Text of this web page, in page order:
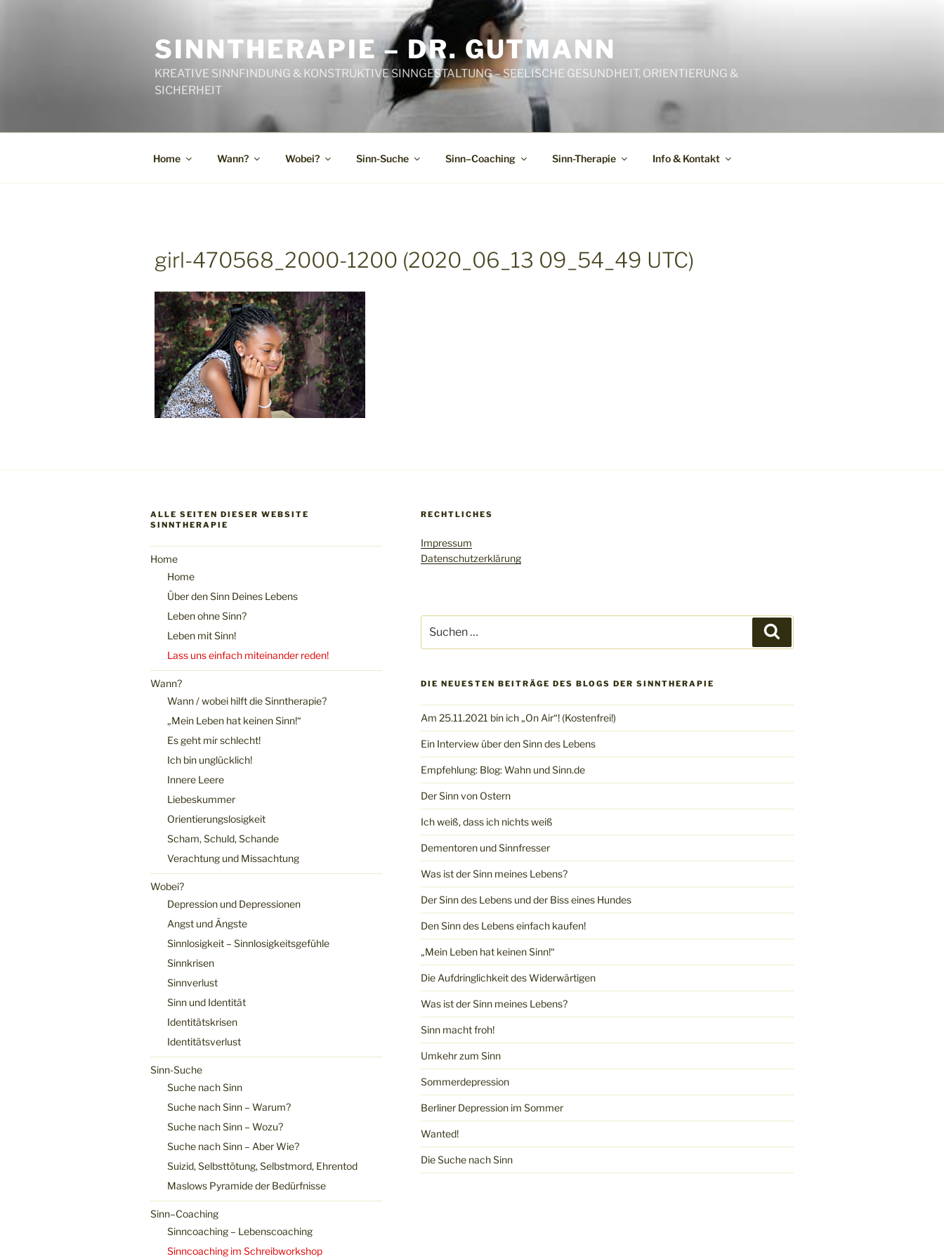
SINNTHERAPIE – DR. GUTMANN
KREATIVE SINNFINDUNG & KONSTRUKTIVE SINNGESTALTUNG – SEELISCHE GESUNDHEIT, ORIENTIERUNG &
SICHERHEIT
Home Wann? Wobei? Sinn-Suche Sinn–Coaching Sinn-Therapie Info & Kontakt
girl-470568_2000-1200 (2020_06_13 09_54_49 UTC)
ALLE SEITEN DIESER WEBSITE
SINNTHERAPIE
Home
Home
Über den Sinn Deines Lebens
Leben ohne Sinn?
Leben mit Sinn!
Lass uns einfach miteinander reden!
Wann?
Wann / wobei hilft die Sinntherapie?
„Mein Leben hat keinen Sinn!“
Es geht mir schlecht!
Ich bin unglücklich!
Innere Leere
Liebeskummer
Orientierungslosigkeit
Scham, Schuld, Schande
Verachtung und Missachtung
Wobei?
Depression und Depressionen
Angst und Ängste
Sinnlosigkeit – Sinnlosigkeitsgefühle
Sinnkrisen
Sinnverlust
Sinn und Identität
Identitätskrisen
Identitätsverlust
Sinn-Suche
Suche nach Sinn
Suche nach Sinn – Warum?
Suche nach Sinn – Wozu?
Suche nach Sinn – Aber Wie?
Suizid, Selbsttötung, Selbstmord, Ehrentod
Maslows Pyramide der Bedürfnisse
Sinn–Coaching
Sinncoaching – Lebenscoaching
Sinncoaching im Schreibworkshop
RECHTLICHES
Impressum
Datenschutzerklärung
nach:
DIE NEUESTEN BEITRÄGE DES BLOGS DER SINNTHERAPIE
Am 25.11.2021 bin ich „On Air“! (Kostenfrei!)
Ein Interview über den Sinn des Lebens
Empfehlung: Blog: Wahn und Sinn.de
Der Sinn von Ostern
Ich weiß, dass ich nichts weiß
Dementoren und Sinnfresser
Was ist der Sinn meines Lebens?
Der Sinn des Lebens und der Biss eines Hundes
Den Sinn des Lebens einfach kaufen!
„Mein Leben hat keinen Sinn!“
Die Aufdringlichkeit des Widerwärtigen
Was ist der Sinn meines Lebens?
Sinn macht froh!
Umkehr zum Sinn
Sommerdepression
Berliner Depression im Sommer
Wanted!
Die Suche nach Sinn